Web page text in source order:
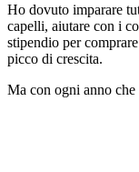
Ho dovuto imparare
capelli, aiutare con i
stipendio per
picco di crescita.
Ma con ogni anno